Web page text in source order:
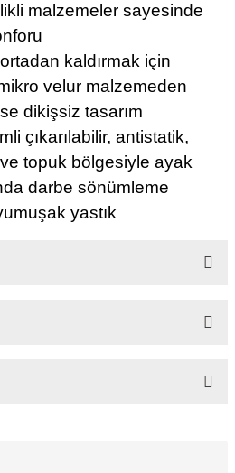
malzemeler sayesinde
ortadan kaldırmak için
velur malzemeden
dikişsiz tasarım
çıkarılabilir, antistatik,
topuk bölgesiyle ayak
darbe sönümleme
yastık